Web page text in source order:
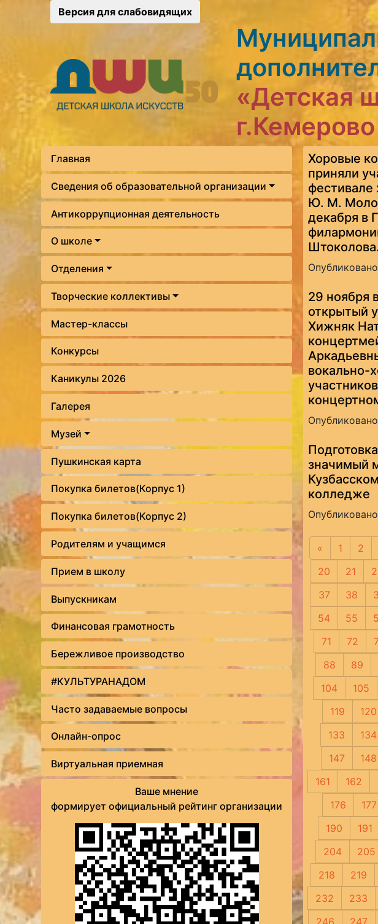
Версия для слабовидящих
«Детская
г.Кемерово
Главная
Сведения об образовательной организации
Антикоррупционная деятельность
О школе
Отделения
Творческие коллективы
Мастер-классы
Конкурсы
Каникулы 2026
Галерея
Музей
Пушкинская карта
Покупка билетов(Корпус 1)
Покупка билетов(Корпус 2)
Родителям и учащимся
Прием в школу
Выпускникам
Финансовая грамотность
Бережливое производство
#КУЛЬТУРАНАДОМ
Часто задаваемые вопросы
Онлайн-опрос
Виртуальная приемная
Ваше мнение
формирует официальный рейтинг организации
Хоровые
приняли
фестивале
Ю. М.
декабря в
29
открытый
Хижняк
вокально-
значимый
колледже
« 1 2
20
21
37
38
54
55
71
72
88
89
104
105
119
120
133
134
147
148
161
162
176
177
190
191
204
205
218
219
232
233
246
247